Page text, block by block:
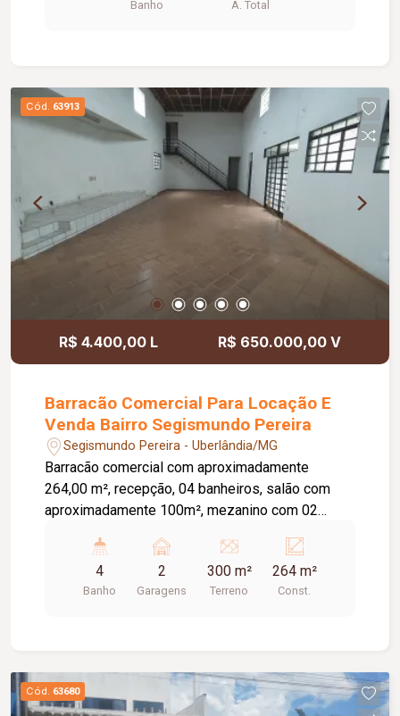
elétrico bifásico e possui Habite-se Comercial,
Banho A. Total
Cód. 63913
R$ 4.400,00 L R$ 650.000,00 V
Barracão Comercial Para Locação E
Venda Bairro Segismundo Pereira
Segismundo Pereira - Uberlândia/MG
Barracão comercial com aproximadamente
264,00 m², recepção, 04 banheiros, salão com
aproximadamente 100m², mezanino com 02
02 carros.
4
Banho
2
Garagens
300 m²
Terreno
264 m²
Const.
Cód. 63680